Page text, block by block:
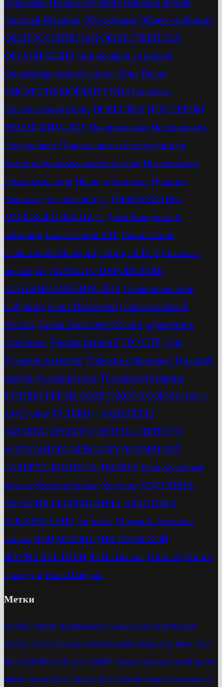
Николай Макаров Обсуждение Общего собрания
ОБЩЕРОССИЙСКАЯ ОБЩЕСТВЕННАЯ
ОРГАНИЗАЦИЯ Они воевали за речкой
Опалённые войной улицы Тулы Пасха
ПИСАТЕЛИ-МОРЯКИ ТУЛЫ Писатель
Писательский билет ПОВЕСТКА ПОД НЕБОМ
РЯЗАНСКИМ-2019 Поздравление Поздравляем
Поздравляет Православие и фитотерапия в
помощь больным алкоголизмом Презентация
Приокские зори Псков публицист Пушкин
Александр Сергеевич С ДНЁМ ВОЕННО-
МОРСКОГО ФЛОТА С Днём Рождения С
юбиллем Савастьянов В.Н. Савостьянов
Савостьянов Валерий Синицын В. В Сказки о
Белозерке СКАЗКИ О ПАРОВОЗИКЕ
СЛАВЯНСКАЯ ЛИРА-2019 Словенское поле
Собрание Союз Писателей Союз писателей
России Союза писателей России справочник
Стечкины Трещев Евгений ТРО СПР Тула
Тульские известия Тульские суворовцы Тульский
кремль тульский поэт Тульское отделение
ТУЛЯКИ ГЕРОИ СОВЕТСКОГО СОЮЗА 1941–
1942 годов ТУЛЯКИ – КАВАЛЕРЫ
ИМПЕРАТОРСКОГО ОРДЕНА СВЯТОГО
АЛЕКСАНДРА НЕВСКОГО В ВОЕННОЙ
ГАЛЕРЕЕ ЗИМНЕГО ДВОРЦА Урок мужества
Фильм Фоторепортаж Ходулин ХОДУЛИНА
ВАЛЕРИЯ ГЕОРГИЕВИЧА ХРИСТОВО
ВОСКРЕСЕНИЕ Чириков Чириков. Хроника
жизни ЭНЦИКЛОПЕДИЯ ТУЛЬСКОЙ
ЖУРНАЛИСТИКИ Ю.Н.Озерова Юбилей Юрий
Цкипури Яков Шафран
Метки
8 МАРТА Алексин Валерий Маслов Валерий Савостьянов Валерий
Ходулин Встреча Выставка Жуков Из Книги История Тулы Книга Книги
МАКАРОВ НИКОЛАЙ АЛЕКСЕЕВИЧ Макаров Макаров Николай Маслов
Митинг Москва Музей Николай Жуков Николай Макаров Они воевали за